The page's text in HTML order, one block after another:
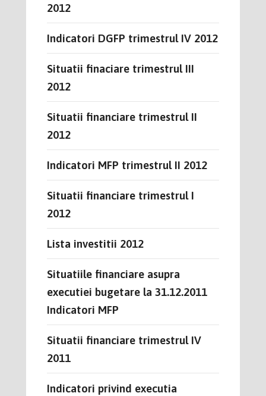
2012
Indicatori DGFP trimestrul IV 2012
Situatii finaciare trimestrul III
2012
Situatii financiare trimestrul II
2012
Indicatori MFP trimestrul II 2012
Situatii financiare trimestrul I
2012
Lista investitii 2012
Situatiile financiare asupra
executiei bugetare la 31.12.2011
Indicatori MFP
Situatii financiare trimestrul IV
2011
Indicatori privind executia